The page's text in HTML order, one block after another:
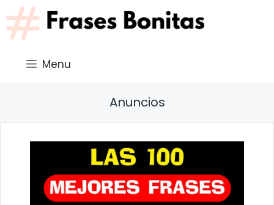
Saltar
al
contenido
Menu
Anuncios